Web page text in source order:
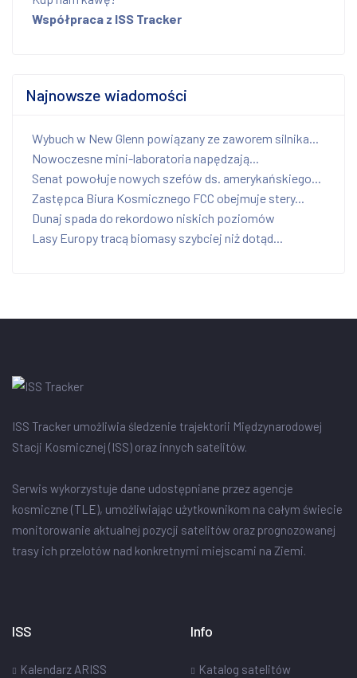
Współpraca z ISS Tracker
Najnowsze wiadomości
Wybuch w New Glenn powiązany ze zaworem silnika...
Nowoczesne mini-laboratoria napędzają...
Senat powołuje nowych szefów ds. amerykańskiego...
Zastępca Biura Kosmicznego FCC obejmuje stery...
Dunaj spada do rekordowo niskich poziomów
Lasy Europy tracą biomasy szybciej niż dotąd...
ISS Tracker umożliwia śledzenie trajektorii Międzynarodowej
Stacji Kosmicznej (ISS) oraz innych satelitów.
Serwis wykorzystuje dane udostępniane przez agencje
kosmiczne (TLE), umożliwiając użytkownikom na całym świecie
monitorowanie aktualnej pozycji satelitów oraz prognozowanej
trasy ich przelotów nad konkretnymi miejscami na Ziemi.
ISS
Kalendarz ARISS
Info
Katalog satelitów